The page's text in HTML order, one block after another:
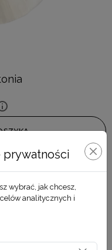
wybrać, jak chcesz,
analitycznych i